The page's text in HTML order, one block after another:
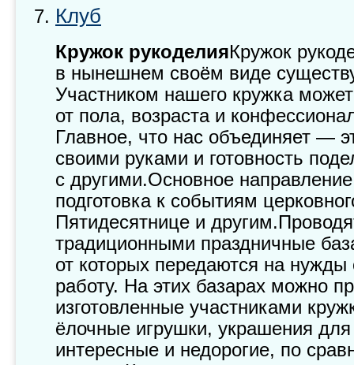
Клуб
Кружок рукоделияКружок
в нынешнем своём виде
Участником нашего кружка
от пола, возраста и
Главное, что нас объединяет —
своими руками и готовность
с другими.Основное
подготовка к событиям
Пятидесятнице и
традиционными праздничные
от которых передаются на
работу. На этих базарах можно
изготовленные участниками
ёлочные игрушки, украшения
интересные и недорогие, по